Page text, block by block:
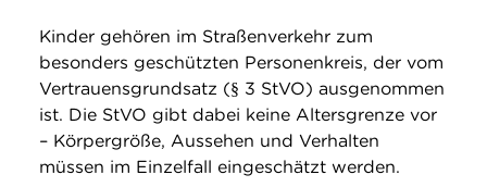
Kinder gehören im Straßenverkehr zum
besonders geschützten Personenkreis, der vom
Vertrauensgrundsatz (§ 3 StVO) ausgenommen
ist. Die StVO gibt dabei keine Altersgrenze vor
– Körpergröße, Aussehen und Verhalten
müssen im Einzelfall eingeschätzt werden.